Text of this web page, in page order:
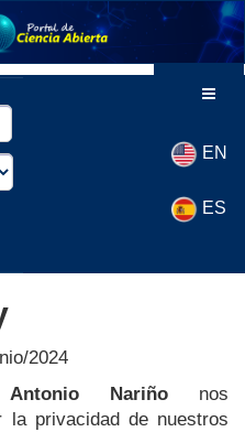
EN
ES
2024
Nariñonos
la privacidad de nuestros